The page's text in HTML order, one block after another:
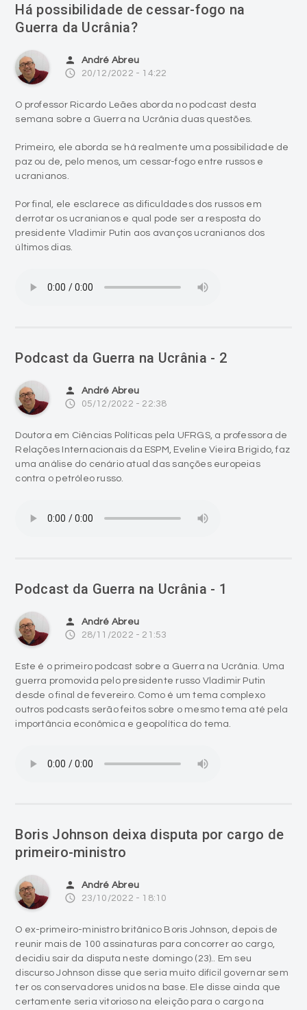
Há possibilidade de cessar-fogo na
Guerra da Ucrânia?
person André Abreu
access_time 20/12/2022 - 14:22
O professor Ricardo Leães aborda no podcast desta
semana sobre a Guerra na Ucrânia duas questões.
Primeiro, ele aborda se há realmente uma possibilidade de
paz ou de, pelo menos, um cessar-fogo entre russos e
ucranianos.
Por final, ele esclarece as dificuldades dos russos em
derrotar os ucranianos e qual pode ser a resposta do
presidente Vladimir Putin aos avanços ucranianos dos
últimos dias.
Podcast da Guerra na Ucrânia - 2
person André Abreu
access_time 05/12/2022 - 22:38
Doutora em Ciências Políticas pela UFRGS, a professora de
Relações Internacionais da ESPM, Eveline Vieira Brigido, faz
uma análise do cenário atual das sanções europeias
contra o petróleo russo.
Podcast da Guerra na Ucrânia - 1
person André Abreu
access_time 28/11/2022 - 21:53
Este é o primeiro podcast sobre a Guerra na Ucrânia. Uma
guerra promovida pelo presidente russo Vladimir Putin
desde o final de fevereiro. Como é um tema complexo
outros podcasts serão feitos sobre o mesmo tema até pela
importância econômica e geopolítica do tema.
Boris Johnson deixa disputa por cargo de
primeiro-ministro
person André Abreu
access_time 23/10/2022 - 18:10
O ex-primeiro-ministro britânico Boris Johnson, depois de
reunir mais de 100 assinaturas para concorrer ao cargo,
decidiu sair da disputa neste domingo (23).. Em seu
discurso Johnson disse que seria muito difícil governar sem
ter os conservadores unidos na base. Ele disse ainda que
certamente seria vitorioso na eleição para o cargo na